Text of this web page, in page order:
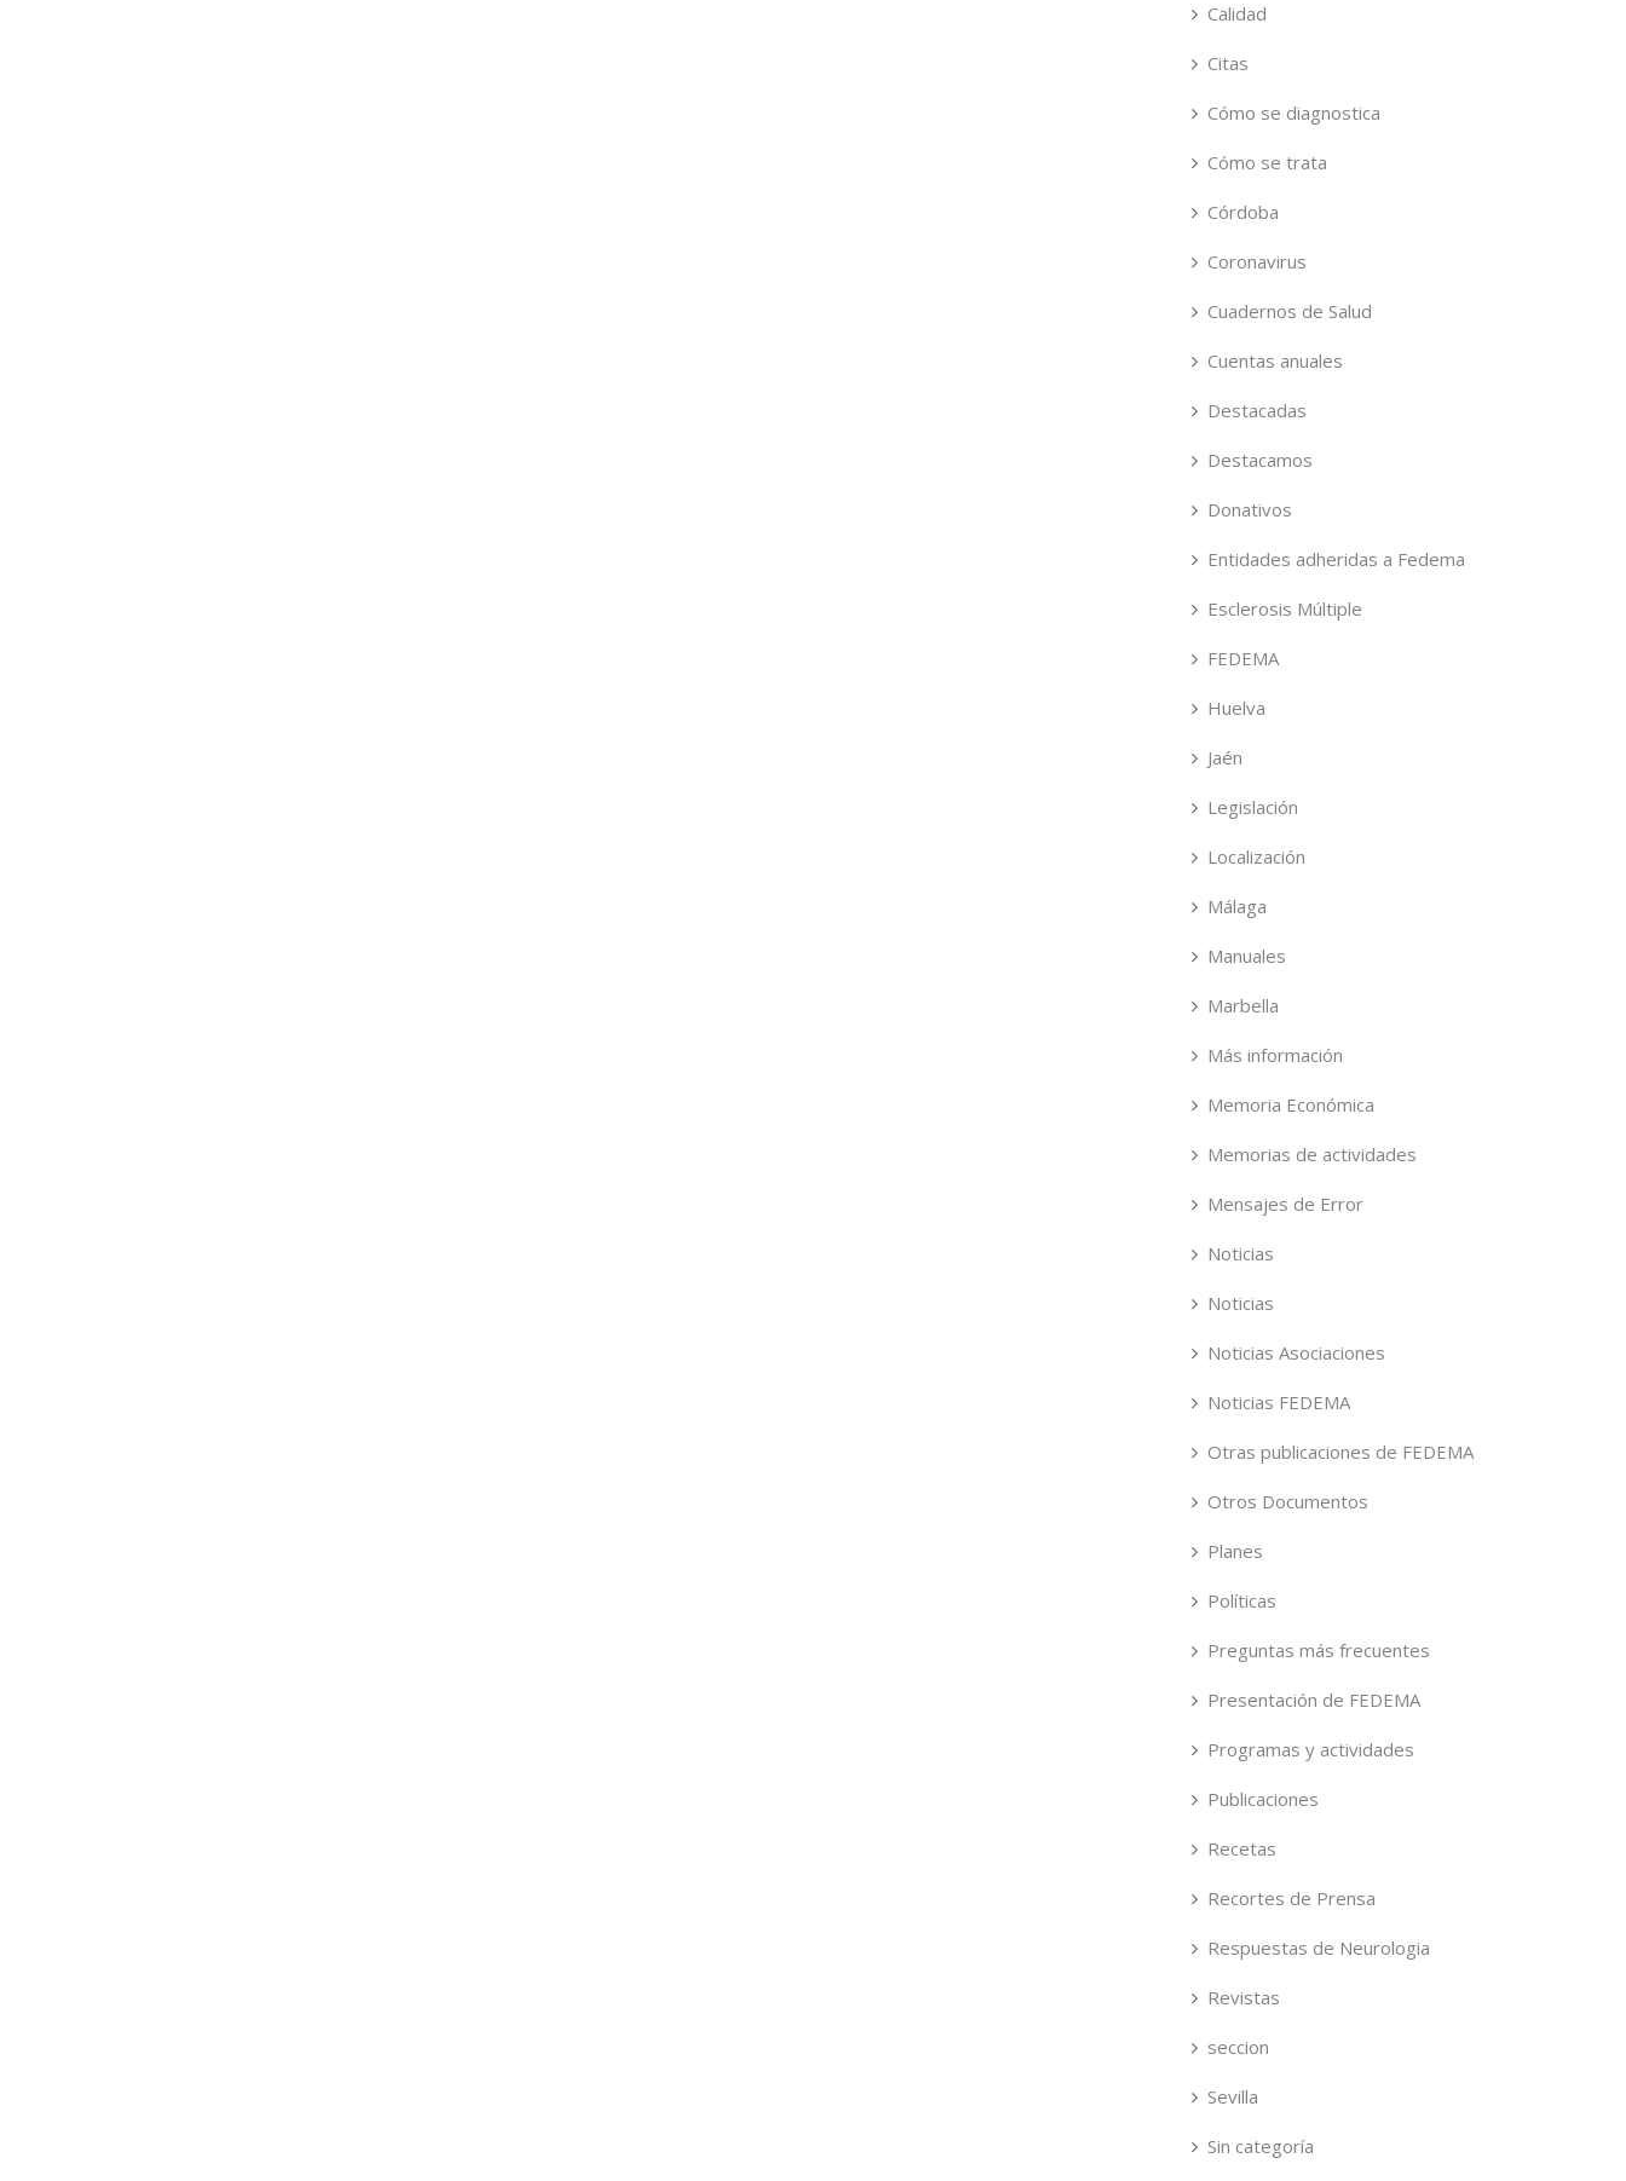
Calidad
Citas
Cómo se diagnostica
Cómo se trata
Córdoba
Coronavirus
Cuadernos de Salud
Cuentas anuales
Destacadas
Destacamos
Donativos
Entidades adheridas a Fedema
Esclerosis Múltiple
FEDEMA
Huelva
Jaén
Legislación
Localización
Málaga
Manuales
Marbella
Más información
Memoria Económica
Memorias de actividades
Mensajes de Error
Noticias
Noticias
Noticias Asociaciones
Noticias FEDEMA
Otras publicaciones de FEDEMA
Otros Documentos
Planes
Políticas
Preguntas más frecuentes
Presentación de FEDEMA
Programas y actividades
Publicaciones
Recetas
Recortes de Prensa
Respuestas de Neurologia
Revistas
seccion
Sevilla
Sin categoría